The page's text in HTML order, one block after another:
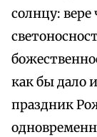
солнцу: вере
как бы дало
праздник